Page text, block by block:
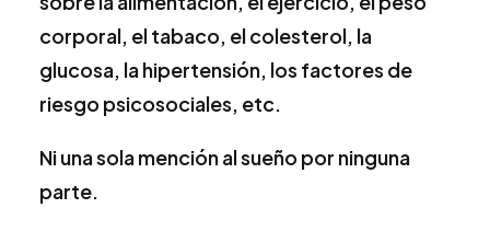
corporal, el tabaco, el colesterol, la
glucosa, la hipertensión, los factores de
riesgo psicosociales, etc.
Ni una sola mención al sueño por ninguna
parte.